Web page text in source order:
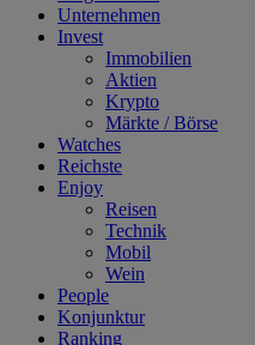
Unternehmen
Invest
Immobilien
Aktien
Krypto
Märkte / Börse
Watches
Reichste
Enjoy
Reisen
Technik
Mobil
Wein
People
Konjunktur
Ranking